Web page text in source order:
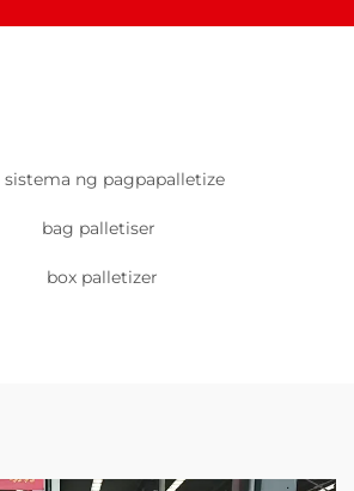
ng pagpapalletize
bag palletiser
box palletizer